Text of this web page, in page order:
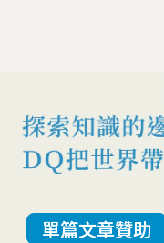
單篇文章贊助